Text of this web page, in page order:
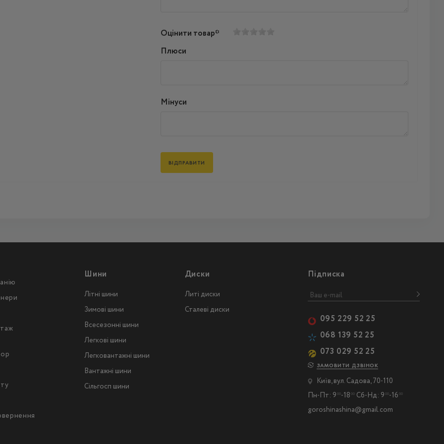
Оцінити товар*
Плюси
Мінуси
Шини
Літні шини
Зимові шини
Всесезонні шини
Легкові шини
Легковантажнi шини
Вантажнi шини
Сільгосп шини
Диски
Литі диски
Сталеві диски
Підписка
095 229 52 25
068 139 52 25
073 029 52 25
ЗАМОВИТИ ДЗВІНОК
Київ, вул. Садова, 70-110
Пн-Пт: 9 00-18 00Сб-Нд: 9 00-16 00
goroshinashina@gmail.com